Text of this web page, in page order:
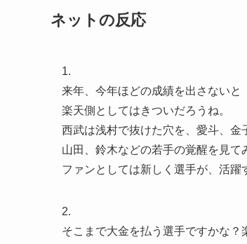
ネットの反応
1.
来年、今年ほどの成績を出さないと
楽天側としてはきついだろうね。
西武は浅村で抜けた穴を、愛斗、金
山田、鈴木などの若手の覚醒を見て
ファンとしては新しく選手が、活躍
2.
そこまで大金を払う選手ですかな？